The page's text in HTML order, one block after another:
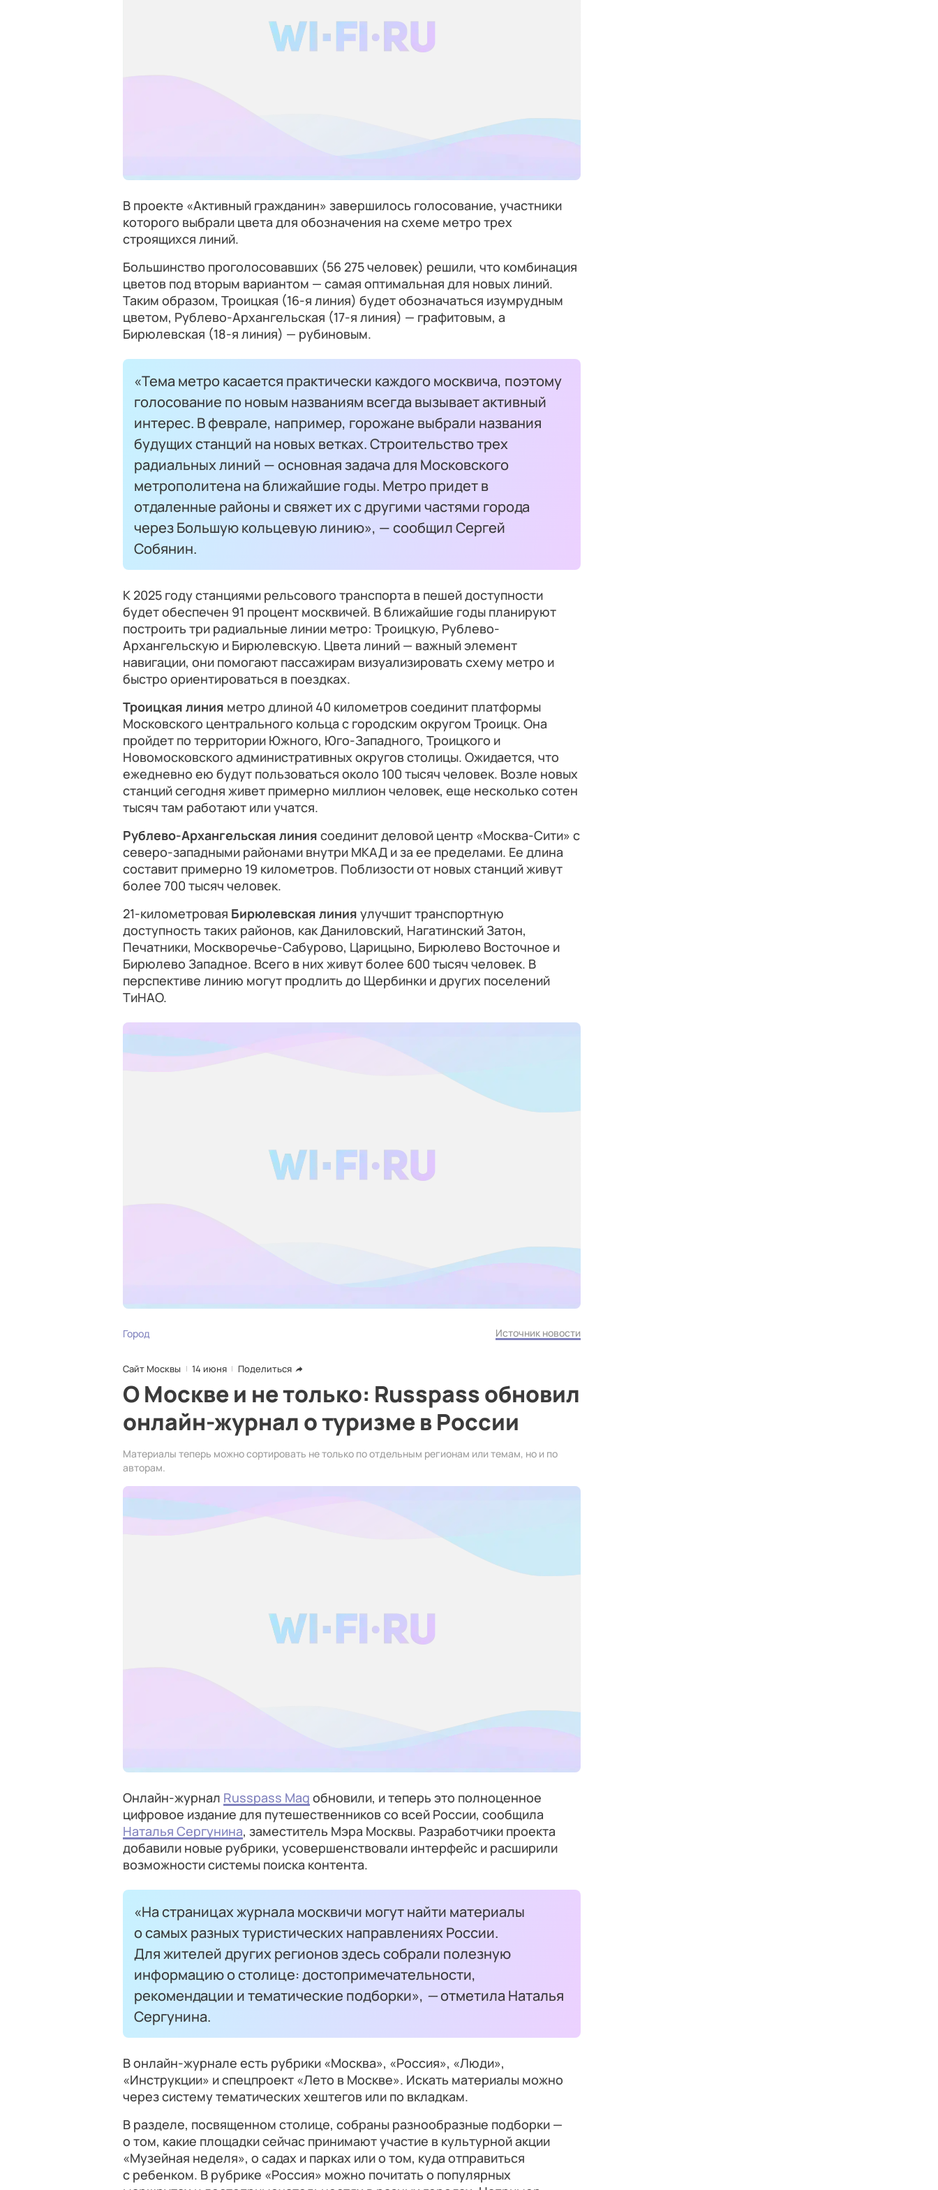
В проекте «Активный гражданин» завершилось голосование, участники
которого выбрали цвета для обозначения на схеме метро трех
строящихся линий.
Большинство проголосовавших (56 275 человек) решили, что комбинация
цветов под вторым вариантом — самая оптимальная для новых линий.
Таким образом, Троицкая (16-я линия) будет обозначаться изумрудным
цветом, Рублево-Архангельская (17-я линия) — графитовым, а
Бирюлевская (18-я линия) — рубиновым.
«Тема метро касается практически каждого москвича, поэтому
голосование по новым названиям всегда вызывает активный
интерес. В феврале, например, горожане выбрали названия
будущих станций на новых ветках. Строительство трех
радиальных линий — основная задача для Московского
метрополитена на ближайшие годы. Метро придет в
отдаленные районы и свяжет их с другими частями города
через Большую кольцевую линию», — сообщил Сергей
Собянин.
К 2025 году станциями рельсового транспорта в пешей доступности
будет обеспечен 91 процент москвичей. В ближайшие годы планируют
построить три радиальные линии метро: Троицкую, Рублево-
Архангельскую и Бирюлевскую. Цвета линий — важный элемент
навигации, они помогают пассажирам визуализировать схему метро и
быстро ориентироваться в поездках.
Троицкая линия метро длиной 40 километров соединит платформы
Московского центрального кольца с городским округом Троицк. Она
пройдет по территории Южного, Юго-Западного, Троицкого и
Новомосковского административных округов столицы. Ожидается, что
ежедневно ею будут пользоваться около 100 тысяч человек. Возле новых
станций сегодня живет примерно миллион человек, еще несколько сотен
тысяч там работают или учатся.
Рублево-Архангельская линия соединит деловой центр «Москва-Сити» с
северо-западными районами внутри МКАД и за ее пределами. Ее длина
составит примерно 19 километров. Поблизости от новых станций живут
более 700 тысяч человек.
21-километровая Бирюлевская линия улучшит транспортную
доступность таких районов, как Даниловский, Нагатинский Затон,
Печатники, Москворечье-Сабурово, Царицыно, Бирюлево Восточное и
Бирюлево Западное. Всего в них живут более 600 тысяч человек. В
перспективе линию могут продлить до Щербинки и других поселений
ТиНАО.
Город Источник новости
Сайт Москвы 14 июня Поделиться
О Москве и не только: Russpass обновил
онлайн-журнал о туризме в России
Материалы теперь можно сортировать не только по отдельным регионам или темам, но и по
авторам.
Онлайн-журнал Russpass Mag обновили, и теперь это полноценное
цифровое издание для путешественников со всей России, сообщила
Наталья Сергунина, заместитель Мэра Москвы. Разработчики проекта
добавили новые рубрики, усовершенствовали интерфейс и расширили
возможности системы поиска контента.
«На страницах журнала москвичи могут найти материалы
о самых разных туристических направлениях России.
Для жителей других регионов здесь собрали полезную
информацию о столице: достопримечательности,
рекомендации и тематические подборки», —отметила Наталья
Сергунина.
В онлайн-журнале есть рубрики «Москва», «Россия», «Люди»,
«Инструкции» и спецпроект «Лето в Москве». Искать материалы можно
через систему тематических хештегов или по вкладкам.
В разделе, посвященном столице, собраны разнообразные подборки —
о том, какие площадки сейчас принимают участие в культурной акции
«Музейная неделя», о садах и парках или о том, куда отправиться
с ребенком. В рубрике «Россия» можно почитать о популярных